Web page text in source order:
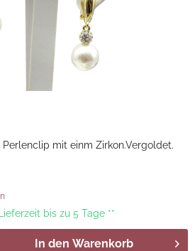
mit einm Zirkon.Vergoldet.
bis zu 5 Tage **
In den Warenkorb